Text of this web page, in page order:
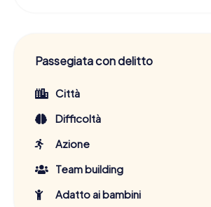
Passegiata con delitto
Città
Difficoltà
Azione
Team building
Adatto ai bambini